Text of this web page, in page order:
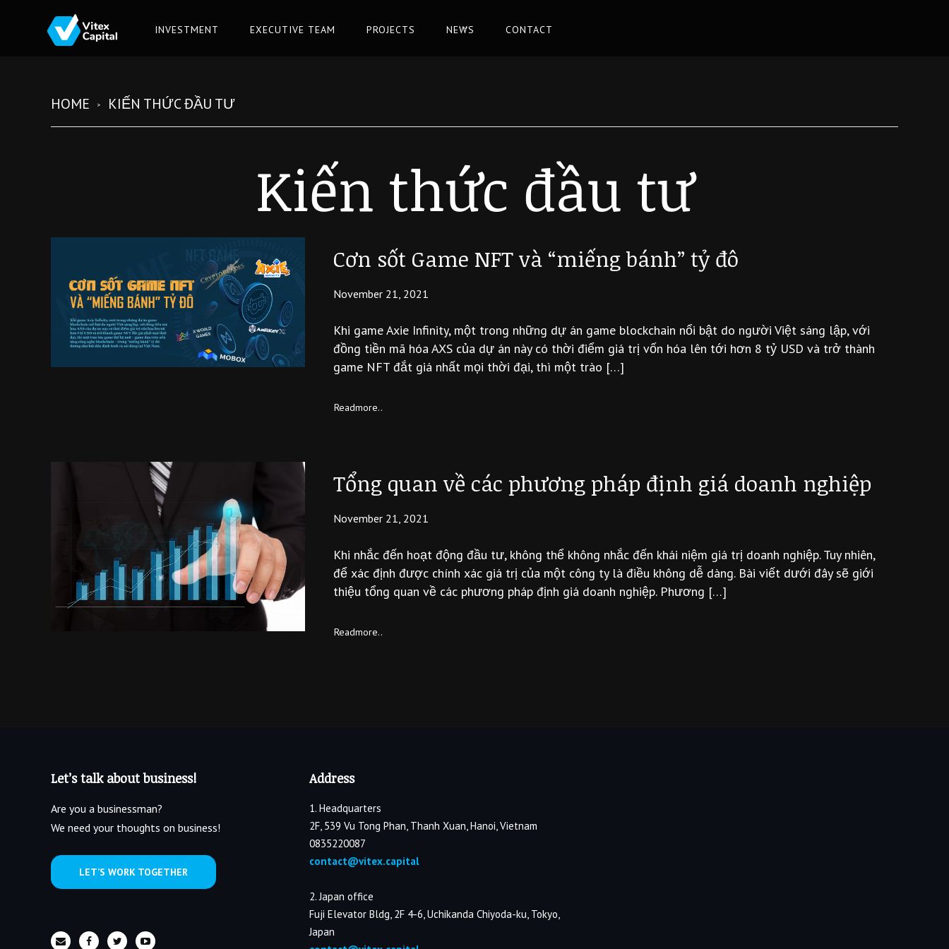
INVESTMENT EXECUTIVE TEAM PROJECTS NEWS CONTACT
HOME KIẾN THỨC ĐẦU TƯ
Kiến thức đầu tư
Cơn sốt Game NFT và “miếng bánh” tỷ đô
November 21, 2021
Khi game Axie Infinity, một trong những dự án game blockchain nổi bật do người Việt sáng lập, với
đồng tiền mã hóa AXS của dự án này có thời điểm giá trị vốn hóa lên tới hơn 8 tỷ USD và trở thành
game NFT đắt giá nhất mọi thời đại, thì một trào […]
Readmore..
Tổng quan về các phương pháp định giá doanh nghiệp
November 21, 2021
Khi nhắc đến hoạt động đầu tư, không thể không nhắc đến khái niệm giá trị doanh nghiệp. Tuy nhiên,
để xác định được chính xác giá trị của một công ty là điều không dễ dàng. Bài viết dưới đây sẽ giới
thiệu tổng quan về các phương pháp định giá doanh nghiệp. Phương […]
Readmore..
Let’s talk about business!
Are you a businessman?
We need your thoughts on business!
LET’S WORK TOGETHER
Address
1. Headquarters
2F, 539 Vu Tong Phan, Thanh Xuan, Hanoi, Vietnam
0835220087
contact@vitex.capital
2. Japan office
Fuji Elevator Bldg, 2F 4-6, Uchikanda Chiyoda-ku, Tokyo,
Japan